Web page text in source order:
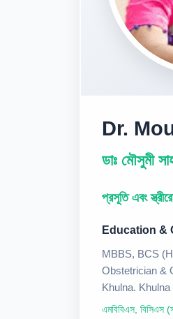
Dr.
ডাঃ মৌসুমী
প্রসূতি এবং
Education &
MBBS, BCS
Obstetrician &
Khulna.
এমবিবিএস, বিসিএস